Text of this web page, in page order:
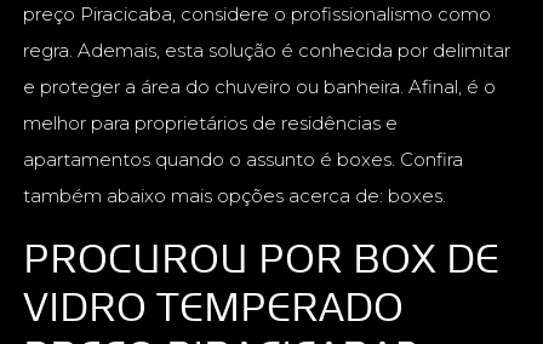
preço Piracicaba, considere o profissionalismo como
regra. Ademais, esta solução é conhecida por delimitar
e proteger a área do chuveiro ou banheira. Afinal, é o
melhor para proprietários de residências e
apartamentos quando o assunto é boxes. Confira
também abaixo mais opções acerca de: boxes.
PROCUROU POR BOX DE
VIDRO TEMPERADO